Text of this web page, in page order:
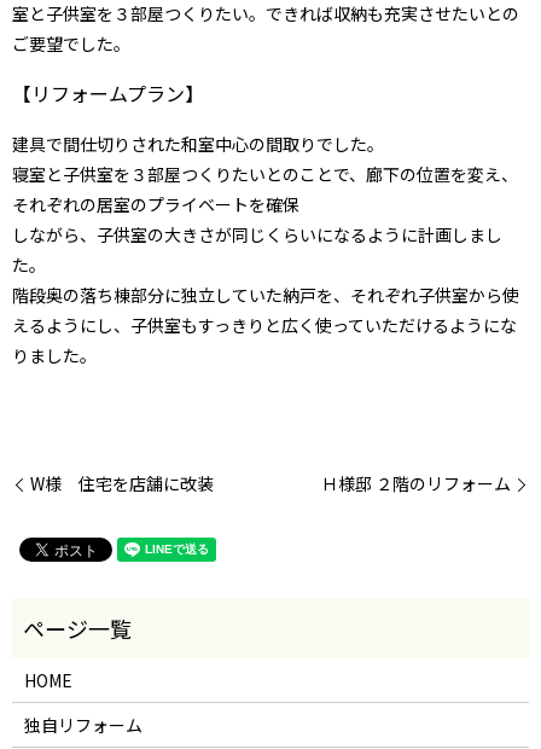
室と子供室を３部屋つくりたい。できれば収納も充実させたいとの
ご要望でした。
【リフォームプラン】
建具で間仕切りされた和室中心の間取りでした。
寝室と子供室を３部屋つくりたいとのことで、廊下の位置を変え、
それぞれの居室のプライベートを確保
しながら、子供室の大きさが同じくらいになるように計画しまし
た。
階段奥の落ち棟部分に独立していた納戸を、それぞれ子供室から使
えるようにし、子供室もすっきりと広く使っていただけるようにな
りました。
W様 住宅を店舗に改装 Ｈ様邸 ２階のリフォーム
HOME
独自リフォーム